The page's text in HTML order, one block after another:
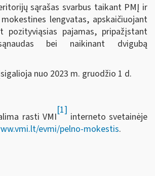
sąrašas svarbus taikant PMĮ ir
lengvatas, apskaičiuojant
pozityviąsias pajamas, pripažįstant
bei naikinant dvigubą
nuo 2023 m. gruodžio 1 d.
rasti VMI
[1]
interneto svetainėje
evmi/pelno-mokestis.